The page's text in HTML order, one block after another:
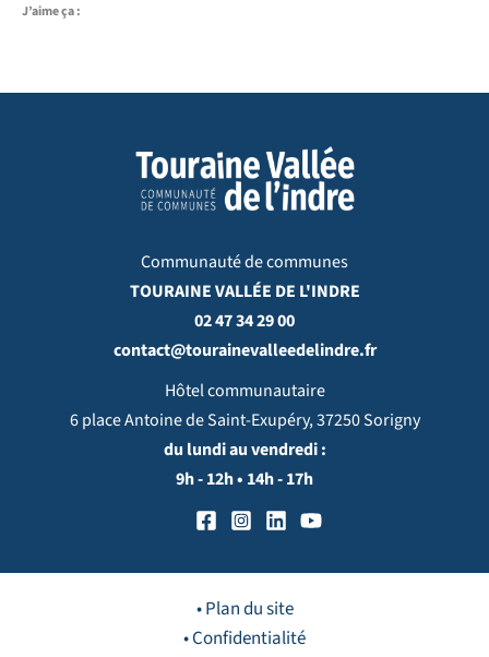
J’aime ça :
Communauté de communes
TOURAINE VALLÉE DE L'INDRE
02 47 34 29 00
contact@tourainevalleedelindre.fr
Hôtel communautaire
6 place Antoine de Saint-Exupéry, 37250 Sorigny
du lundi au vendredi :
9h - 12h • 14h - 17h
• Plan du site
• Confidentialité